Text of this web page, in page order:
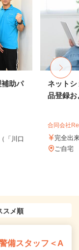
助パ
「川口
ネットシ
品登録お
合同会社
完全出
ご自宅
備スタッフ＜A